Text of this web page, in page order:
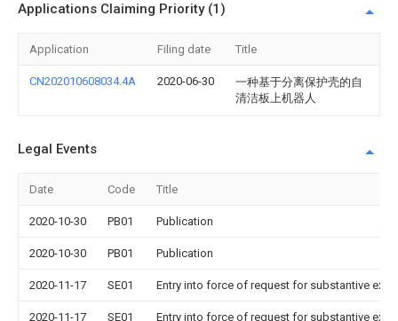
Applications Claiming Priority (1)
Application Filing date Title
CN202010608034.4A 2020-06-30
一种基于分离保护壳的自
清洁板上机器人
Legal Events
Date Code Title
2020-10-30 PB01 Publication
2020-10-30 PB01 Publication
2020-11-17 SE01 Entry into force of request for substantive
2020-11-17 SE01 Entry into force of request for substantive